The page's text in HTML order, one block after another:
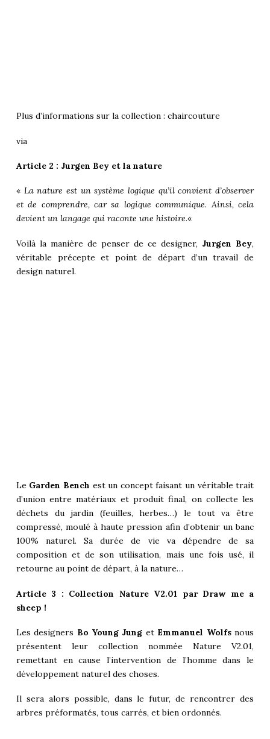
Plus d’informations sur la collection : chaircouture
via
Article 2 : Jurgen Bey et la nature
« La nature est un système logique qu’il convient d’observer
et de comprendre, car sa logique communique. Ainsi, cela
devient un langage qui raconte une histoire.«
Voilà la manière de penser de ce designer, Jurgen Bey,
véritable précepte et point de départ d’un travail de
design naturel.
Le Garden Bench est un concept faisant un véritable trait
d’union entre matériaux et produit final, on collecte les
déchets du jardin (feuilles, herbes…) le tout va être
compressé, moulé à haute pression afin d’obtenir un banc
100% naturel. Sa durée de vie va dépendre de sa
composition et de son utilisation, mais une fois usé, il
retourne au point de départ, à la nature…
Article 3 : Collection Nature V2.01 par Draw me a
sheep !
Les designers Bo Young Jung et Emmanuel Wolfsnous
présentent leur collection nommée Nature V2.01,
remettant en cause l’intervention de l’homme dans le
développement naturel des choses.
Il sera alors possible, dans le futur, de rencontrer des
arbres préformatés, tous carrés, et bien ordonnés.